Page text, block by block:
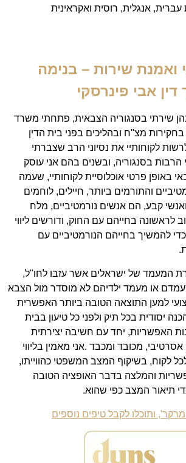
אנגלית, רוסית ואקראינית
ואמנת שירות – בנימה
אבי פינרסקי
שירתי בסנגוריה הצבאית, פתחתי משרד
בחקירות מצ"ח ובהליכים בפני בית הדין
לקוחותיי את נסיוני הרב שצברתי
הרבות בסנגוריה, ובשנים בהם אני עוסק
פרטי אוכלוסיית לקוחותיי, שעמה
והתורמים ביותר, חיילים, לוחמים
קבע, הם אנשים נורמטיביים, מלח
לראשונה בחייהם עם החוק, ודורשים ליווי
להמשיך בחייהם הנורמטיביים עם
המעמד של ישראלים אשר עזבו לחו"ל,
או מעמד ילדיהם לא מוסדר מול הצבא
למען התוצאה הטובה ביותר האפשרית
יסודית בכל תיק ולפני כל טיעון בבית
האפשריות, יחד עם חשיבה יצירתית
אסרטיבי, מכובד ומכבד .אני מאמין בליווי
לקוח, בשיקוף המצב המשפטי כהווייתו,
והמלצה בדבר האופציה הטובה
תיאור המצב כפי שהוא.
ותוכלו לקבל טיפים נוספים